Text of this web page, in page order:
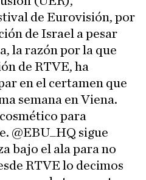
de Eurovisión, por
de Israel a pesar
la razón por la que
de RTVE, ha
en el certamen que
semana en Viena.
para
@EBU_HQ sigue
bajo el ala para no
RTVE lo decimos